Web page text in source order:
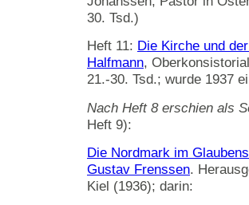
30. Tsd.)
Heft 11: Die Kirche und
Halfmann,
21.-30. Tsd.; wurde 1937
Nach Heft 8 erschien als
Heft 9):
Die Nordmark im
Gustav Frenssen.
Kiel (1936); darin: